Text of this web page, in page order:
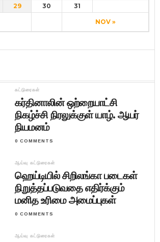
NOV »
29 30 31
கட்டுரைகள்
கர்தினாலின் ஒற்றையாட்சி
நிகழ்ச்சி நிரலுக்குள் யாழ். ஆயர்
நியமனம்
0 COMMENTS
ஆய்வு கட்டுரைகள்
ஹெய்டியில் சிறிலங்கா படைகள்
நிறுத்தப்படுவதை எதிர்க்கும்
மனித உரிமை அமைப்புகள்
0 COMMENTS
ஆய்வு கட்டுரைகள்